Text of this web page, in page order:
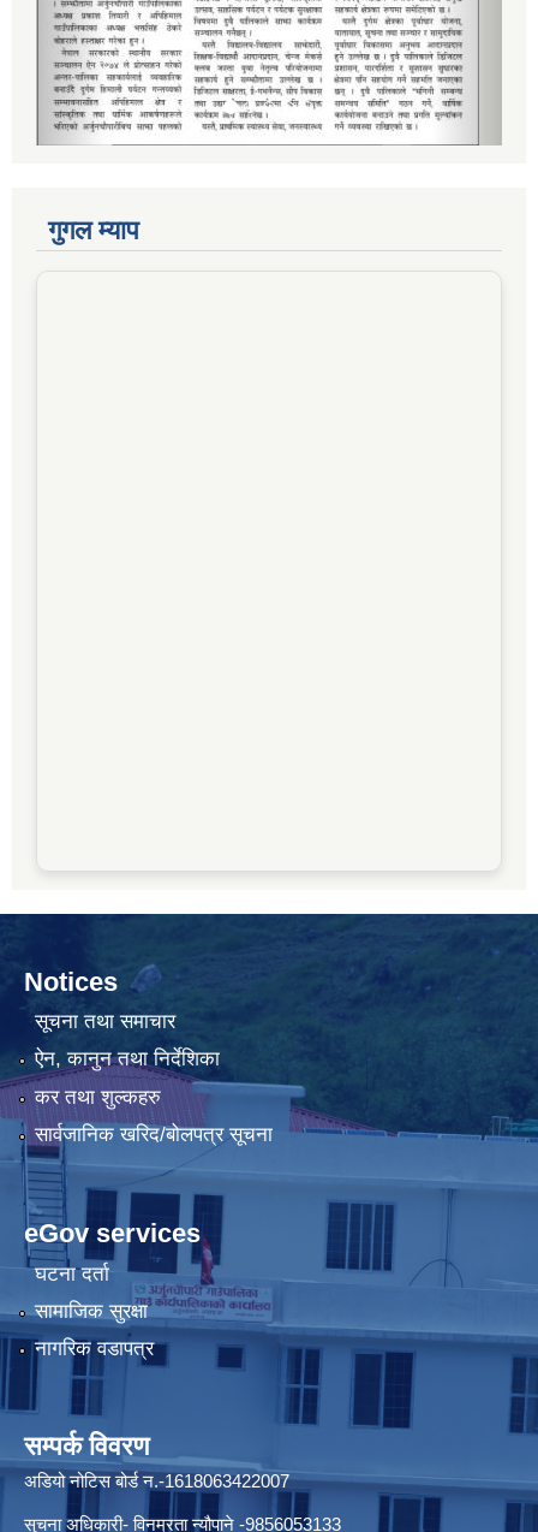
गुगल म्याप
Notices
सूचना तथा समाचार
ऐन, कानुन तथा निर्देशिका
कर तथा शुल्कहरु
सार्वजानिक खरिद/बोलपत्र सूचना
eGov services
घटना दर्ता
सामाजिक सुरक्षा
नागरिक वडापत्र
सम्पर्क विवरण
अडियो नोटिस बोर्ड न.-1618063422007
सुचना अधिकारी- विनम्रता न्यौपाने -9856053133